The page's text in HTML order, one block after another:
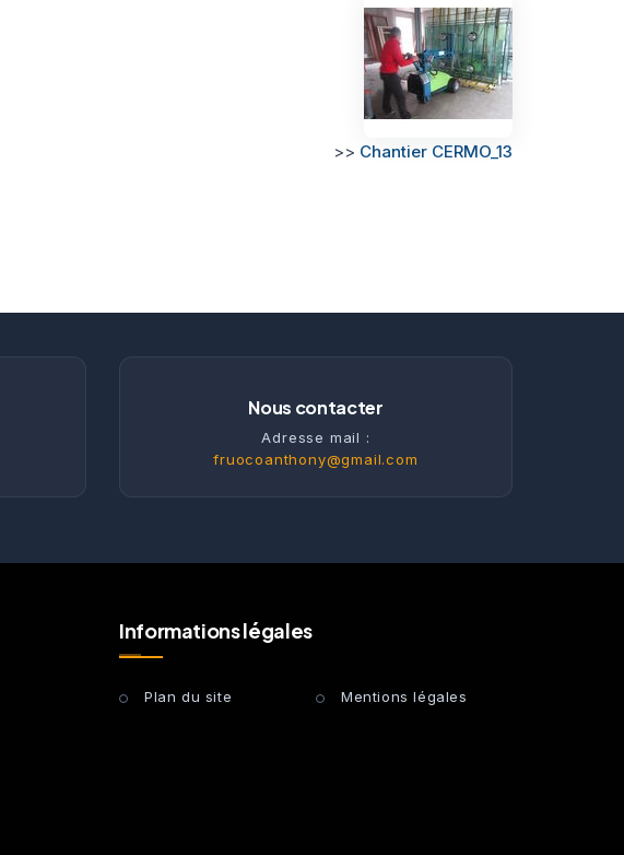
>> Chantier CERMO_13
Nous contacter
Adresse mail :
fruocoanthony@gmail.com
Informations légales
Plan du site Mentions légales